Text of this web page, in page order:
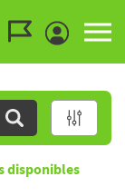
disponibles